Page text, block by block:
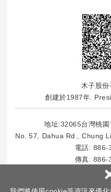
木子股
創建於1987年.
地址:32065台灣桃
No. 57, Dahua Rd., Chung
電話: 886-
傳真: 886-
E-Mail : info